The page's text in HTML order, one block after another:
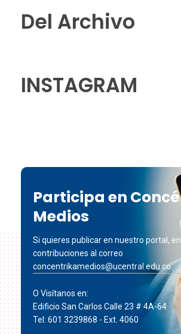
Del Archivo
INSTAGRAM
Participa en
Medios
Si quieres publicar en nuestro portal,
contribuciones al correo
concentrikamedios@ucentral.edu.co
O Visítanos en:
Edificio San Carlos Calle 23 # 4A-64
Tel: 601 3239868 - Ext. 4060